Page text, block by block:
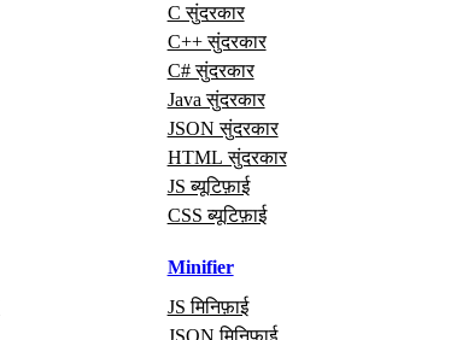
C सुंदरकार
C++ सुंदरकार
C# सुंदरकार
Java सुंदरकार
JSON सुंदरकार
HTML सुंदरकार
JS ब्यूटिफ़ाई
CSS ब्यूटिफ़ाई
Minifier
JS मिनिफ़ाई
JSON मिनिफ़ाई